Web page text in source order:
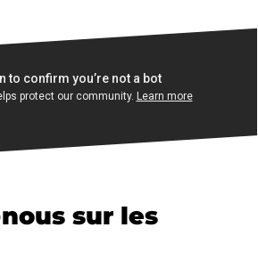
sur les